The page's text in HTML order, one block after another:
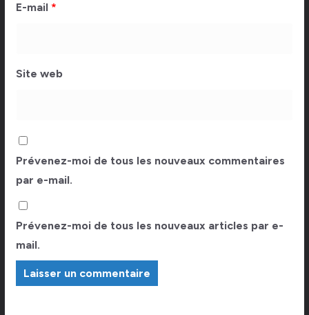
E-mail *
Site web
Prévenez-moi de tous les nouveaux commentaires
par e-mail.
Prévenez-moi de tous les nouveaux articles par e-
mail.